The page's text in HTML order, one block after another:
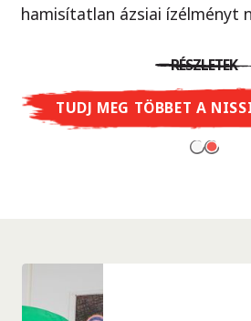
SOBA-RÓL
hamisítatlan ázsiai ízélményt
RÉSZLETEK
TUDJ MEG TÖBBET A